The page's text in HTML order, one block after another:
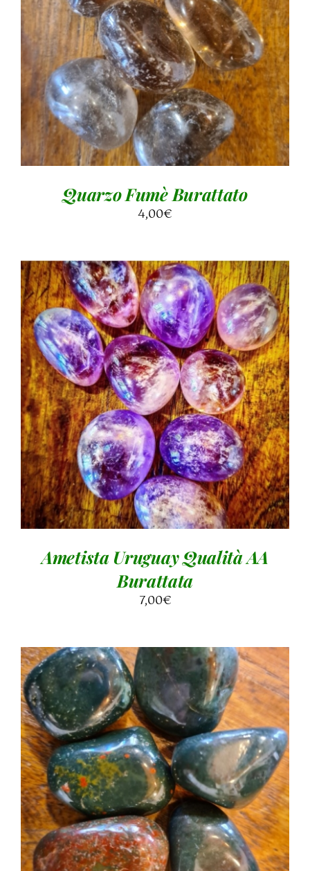
AGGIUNGI AL CARRELLO / DETTAGLI
Quarzo Fumè Burattato
4,00€
Valutato
5.00su 5
AGGIUNGI AL CARRELLO / DETTAGLI
Ametista Uruguay Qualità AA
Burattata
7,00€
AGGIUNGI AL CARRELLO / DETTAGLI